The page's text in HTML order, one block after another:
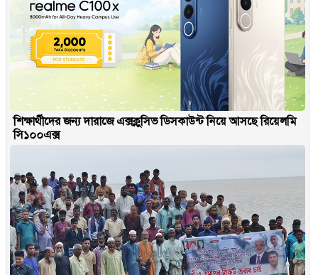
শিক্ষার্থীদের জন্য দারাজে এক্সক্লুসিভ ডিসকাউন্ট নিয়ে আসছে রিয়েলমি
সি১০০এক্স